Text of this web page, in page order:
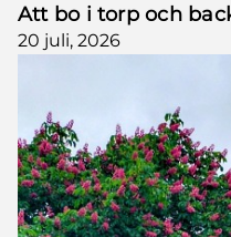
Att bo i torp och
20 juli, 2026